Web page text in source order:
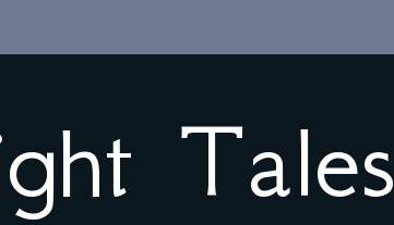
Tales